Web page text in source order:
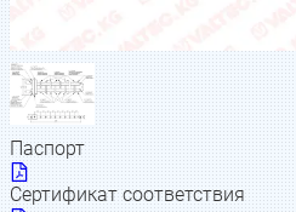
Паспорт
Сертификат соответствия